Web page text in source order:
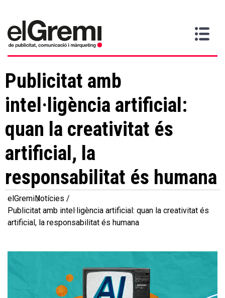
Inici
Gremi
>
Serveis
Contacta
Publicitat amb
intel·ligència artificial:
quan la creativitat és
artificial, la
responsabilitat és humana
elGremiNotícies
Publicitat amb intel·ligència artificial: quan la creativitat és
artificial, la responsabilitat és humana